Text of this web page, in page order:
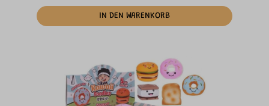
IN DEN WARENKORB